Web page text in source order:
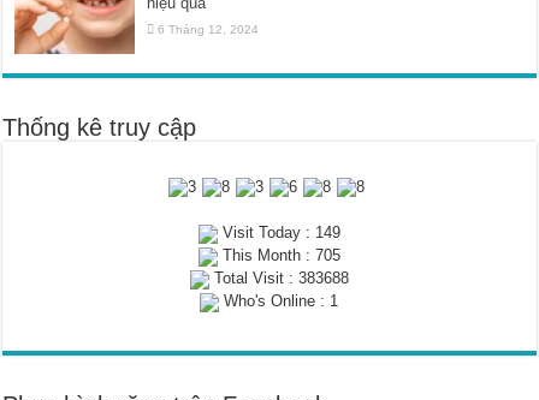
6 Tháng 12, 2024
Thống kê truy cập
Visit Today : 149
This Month : 705
Total Visit : 383688
Who's Online : 1